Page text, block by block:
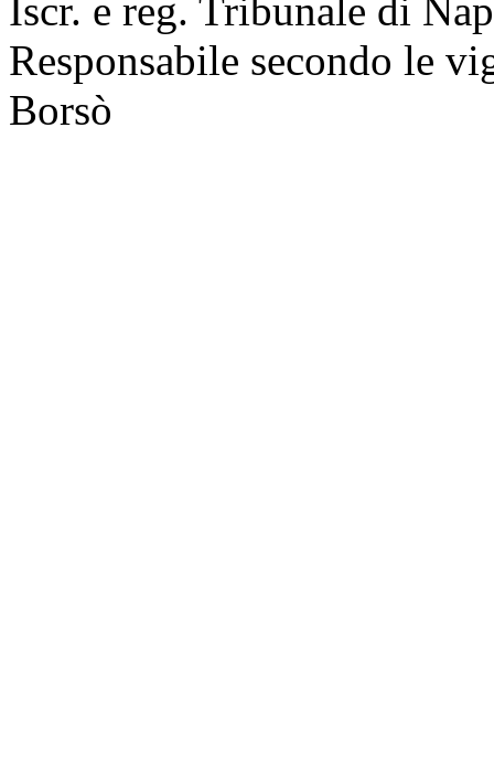
Iscr. e reg. Tribunale di
Responsabile secondo le
Borsò